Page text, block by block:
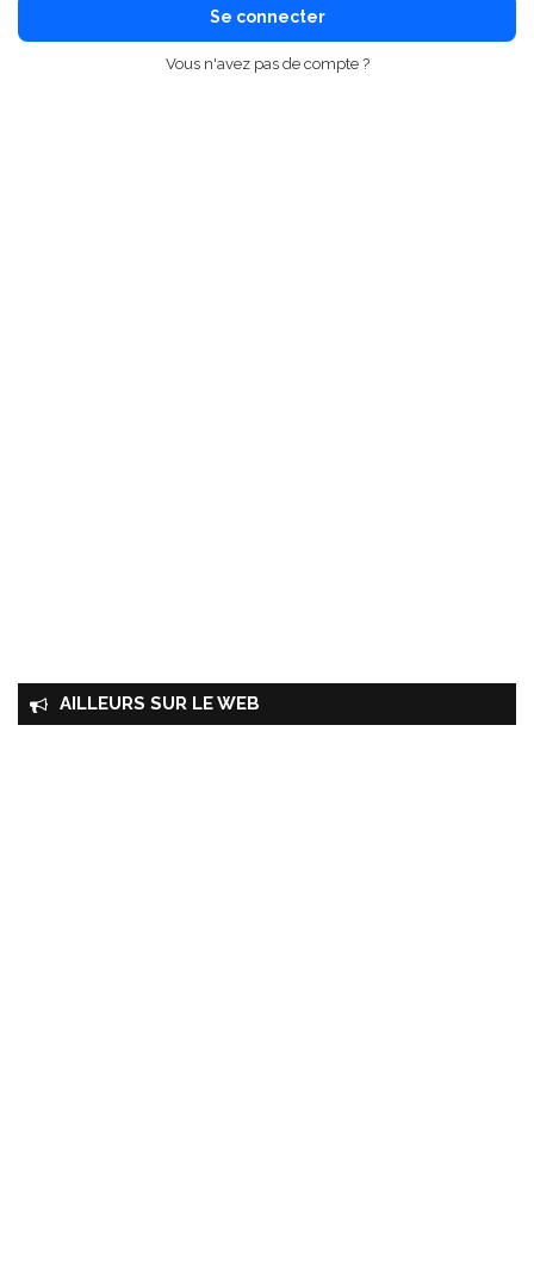
Se connecter
Vous n'avez pas de compte ?
AILLEURS SUR LE WEB